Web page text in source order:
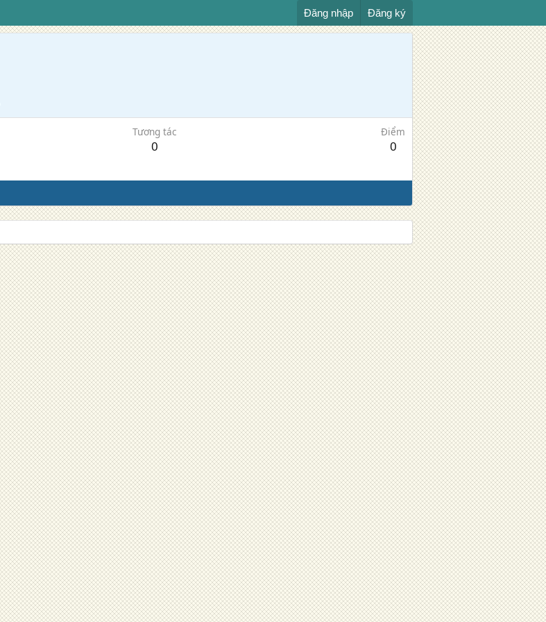
Đăng nhập Đăng ký
Tương tác
0
Điểm
0